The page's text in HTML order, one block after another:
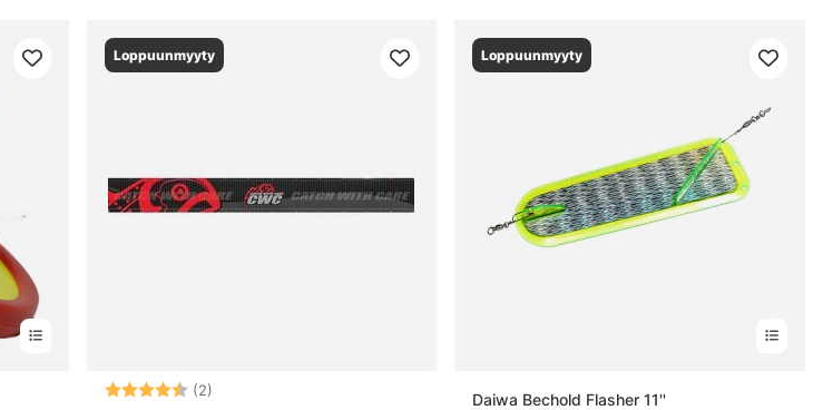
Loppuunmyyty
Arvio: (2)
Loppuunmyyty
Daiwa Bechold Flasher 11''